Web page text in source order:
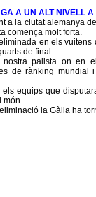
A UN ALT NIVELL A
a la ciutat alemanya
comença molt forta.
en els
de final.
palista on en
de rànking mundial
els equips que
món.
la Gàlia ha